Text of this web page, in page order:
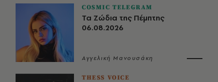
COSMIC TELEGRAM
Τα Ζώδια της Πέμπτης
06.08.2026
Αγγελική Μανουσάκη
THESS VOICE